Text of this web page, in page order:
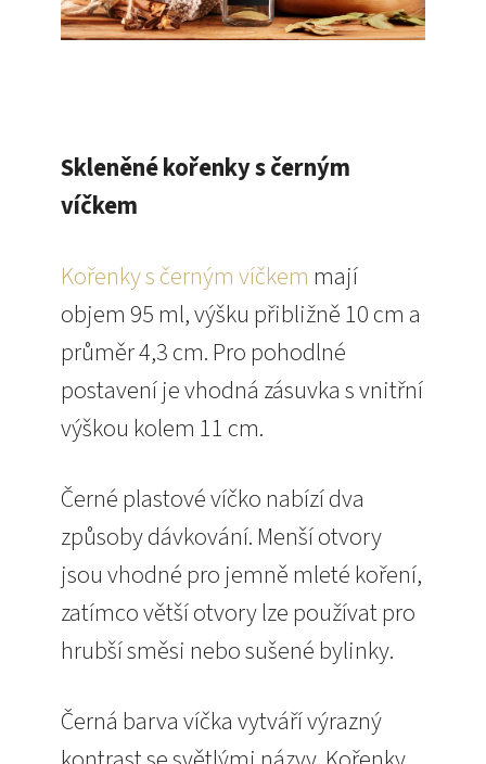
Skleněné kořenky s černým
víčkem
Kořenky s černým víčkem mají
objem 95 ml, výšku přibližně 10 cm a
průměr 4,3 cm. Pro pohodlné
postavení je vhodná zásuvka s vnitřní
výškou kolem 11 cm.
Černé plastové víčko nabízí dva
způsoby dávkování. Menší otvory
jsou vhodné pro jemně mleté koření,
zatímco větší otvory lze používat pro
hrubší směsi nebo sušené bylinky.
Černá barva víčka vytváří výrazný